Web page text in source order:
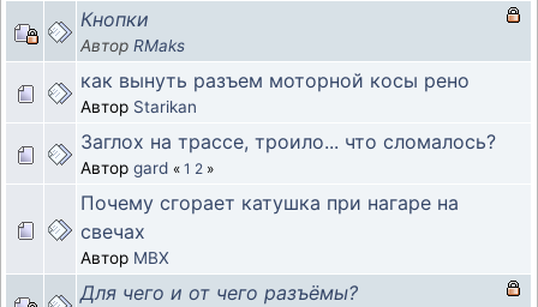
Кнопки
Автор RMaks
как вынуть разъем моторной косы рено
Автор Starikan
Заглох на трассе, троило... что сломалось?
Автор gard « 1 2 »
Почему сгорает катушка при нагаре на
свечах
Автор MBX
Для чего и от чего разъёмы?